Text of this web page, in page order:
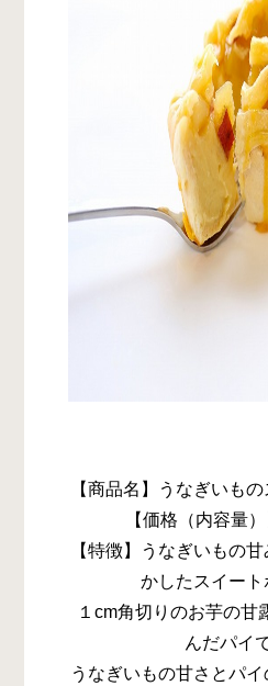
【商品名】うなぎいも
【価格（内容量
【特徴】うなぎいもの
かしたスイート
１cm角切りのお芋の甘
んだパイ
うなぎいもの甘さとパ